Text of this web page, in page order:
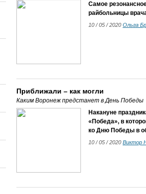
Самое
райбольницы
10 / 05 / 2020 Ольга
Приближали – как могли
Каким Воронеж предстанет в День Победы
Накануне
«Победа», в
ко Дню Победы в
10 / 05 / 2020 Виктор